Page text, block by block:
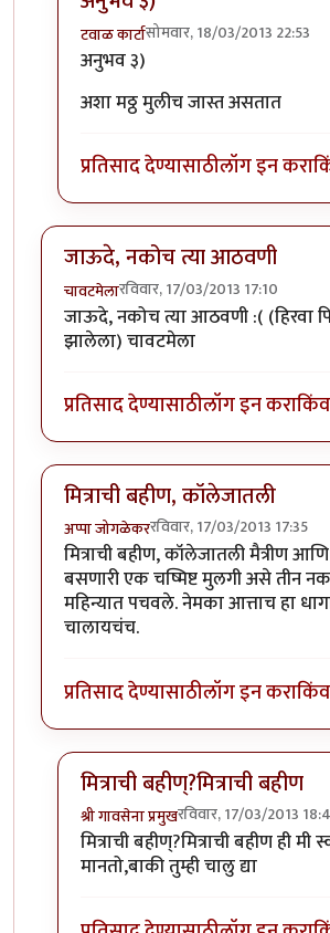
टवाळ कार्टासोमवार, 18/03/2013 22:53
In reply to
अनुभव ३)
अशा मठ्ठ मुलीच जास्त असतात
प्रतिसाद देण्यासाठीलॉग इन करा
जाऊदे, नकोच त्या आठवणी
चावटमेलारविवार, 17/03/2013 17:10
जाऊदे, नकोच त्या आठवणी :( (हिरवा
झालेला) चावटमेला
प्रतिसाद देण्यासाठीलॉग इन करा
मित्राची बहीण, कॉलेजातली
अप्पा जोगळेकररविवार, 17/03/2013 17:35
मित्राची बहीण, कॉलेजातली मैत्रीण
बसणारी एक चष्मिष्ट मुलगी असे तीन
महिन्यात पचवले. नेमका आत्ताच हा
चालायचंच.
प्रतिसाद देण्यासाठीलॉग इन करा
मित्राची बहीण्?मित्राची बहीण
श्री गावसेना प्रमुखरविवार, 17/03/2013
In reply toमित्राची बहीण,
मित्राची बहीण्?मित्राची बहीण ही मी
मानतो,बाकी तुम्ही चालु द्या